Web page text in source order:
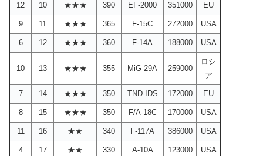
12 10 ★★★ 390 EF-2000 351000 EU
9 11 ★★★ 365 F-15C 272000 USA
6 12 ★★★ 360 F-14A 188000 USA
10 13 ★★★ 355 MiG-29A 259000
ロシ
ア
7 14 ★★★ 350 TND-IDS 172000 EU
8 15 ★★★ 350 F/A-18C 170000 USA
11 16 ★★ 340 F-117A 386000 USA
4 17 ★★ 330 A-10A 123000 USA